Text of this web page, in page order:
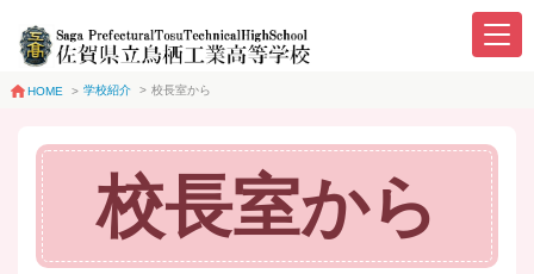
HOME > 学校紹介 > 校長室から
校長室から